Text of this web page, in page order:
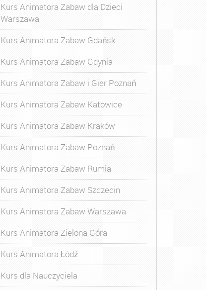
Kurs Animatora Zabaw dla Dzieci
Warszawa
Kurs Animatora Zabaw Gdańsk
Kurs Animatora Zabaw Gdynia
Kurs Animatora Zabaw i Gier Poznań
Kurs Animatora Zabaw Katowice
Kurs Animatora Zabaw Kraków
Kurs Animatora Zabaw Poznań
Kurs Animatora Zabaw Rumia
Kurs Animatora Zabaw Szczecin
Kurs Animatora Zabaw Warszawa
Kurs Animatora Zielona Góra
Kurs Animatora Łódź
Kurs dla Nauczyciela